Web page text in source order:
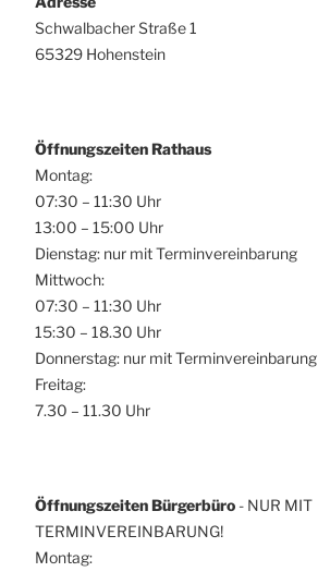
Schwalbacher Straße 1
65329 Hohenstein
Öffnungszeiten Rathaus
Montag:
07:30 – 11:30 Uhr
13:00 – 15:00 Uhr
Dienstag: nur mit Terminvereinbarung
Mittwoch:
07:30 – 11:30 Uhr
15:30 – 18.30 Uhr
Donnerstag: nur mit Terminvereinbarung
Freitag:
7.30 – 11.30 Uhr
Öffnungszeiten Bürgerbüro - NUR MIT
TERMINVEREINBARUNG!
Montag: